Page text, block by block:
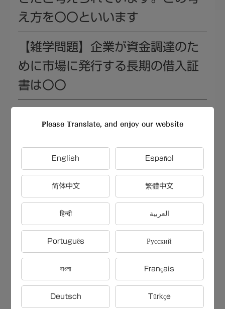
え方を〇〇といいます
【雑学問題】企業が資金調達のた
めに市場に発行する長期の借入証
書は〇〇
【雑学問題】ポートフォリオにお
けるリスクとリターンの関係は〇
〇
【雑学問題】投資家が収益を再投
資時に重視する「コンパウンドイ
ンタレスト」の効果は〇〇
【雑学問題】リモコンの電源を長
Please Translate, and enjoy our website
English Español
简体中文 繁體中文
हिन्दी العربية
Português Русский
বাংলা Français
Deutsch Türkçe